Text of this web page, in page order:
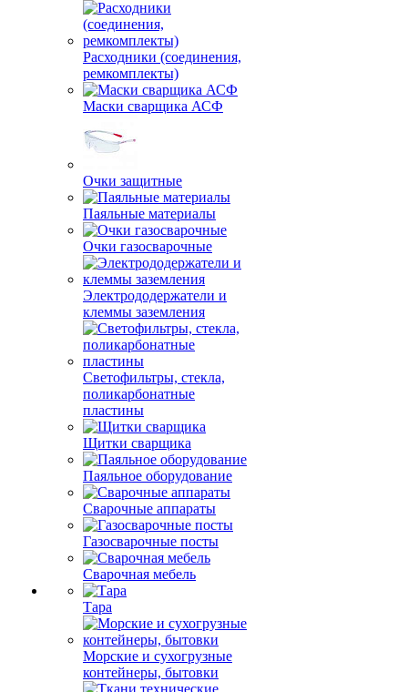
Расходники (соединения,
ремкомплекты)
Маски сварщика АСФ
Очки защитные
Паяльные материалы
Очки газосварочные
Электрододержатели и
клеммы заземления
Светофильтры, стекла,
поликарбонатные
пластины
Щитки сварщика
Паяльное оборудование
Сварочные аппараты
Газосварочные посты
Сварочная мебель
Тара
Морские и сухогрузные
контейнеры, бытовки